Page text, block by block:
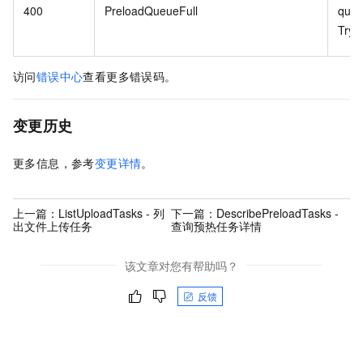
400 PreloadQueueFull
Try
访问错误中心查看更多错误码。
变更历史
更多信息，参考变更详情。
上一篇： ListUploadTasks - 列
出文件上传任务
下一篇： DescribePreloadTasks -
查询预热任务详情
该文章对您有帮助吗？
反馈